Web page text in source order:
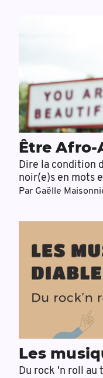
Être Afro-
Dire la condition
noir(e)s en mots
Par Gaëlle
Les
Du rock 'n roll au